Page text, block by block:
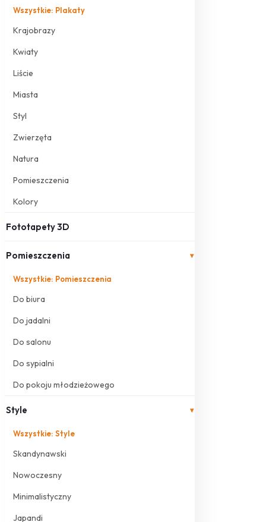
Wszystkie: Plakaty
Krajobrazy
Kwiaty
Liście
Miasta
Styl
Zwierzęta
Natura
Pomieszczenia
Kolory
Fototapety 3D
Pomieszczenia ▾
Wszystkie: Pomieszczenia
Do biura
Do jadalni
Do salonu
Do sypialni
Do pokoju młodzieżowego
Style ▾
Wszystkie: Style
Skandynawski
Nowoczesny
Minimalistyczny
Japandi